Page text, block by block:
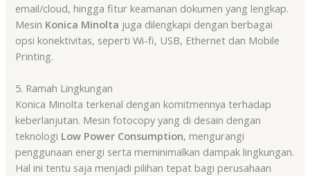
email/cloud, hingga fitur keamanan dokumen yang lengkap.
Mesin Konica Minolta juga dilengkapi dengan berbagai
opsi konektivitas, seperti Wi-fi, USB, Ethernet dan Mobile
Printing.
5. Ramah Lingkungan
Konica Minolta terkenal dengan komitmennya terhadap
keberlanjutan. Mesin fotocopy yang di desain dengan
teknologi Low Power Consumption, mengurangi
penggunaan energi serta meminimalkan dampak lingkungan.
Hal ini tentu saja menjadi pilihan tepat bagi perusahaan